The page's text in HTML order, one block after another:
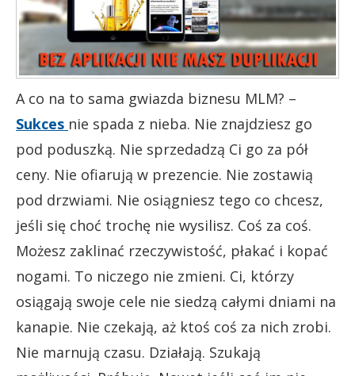
A co na to sama gwiazda biznesu MLM? –
Sukces nie spada z nieba. Nie znajdziesz go
pod poduszką. Nie sprzedadzą Ci go za pół
ceny. Nie ofiarują w prezencie. Nie zostawią
pod drzwiami. Nie osiągniesz tego co chcesz,
jeśli się choć trochę nie wysilisz. Coś za coś.
Możesz zaklinać rzeczywistość, płakać i kopać
nogami. To niczego nie zmieni. Ci, którzy
osiągają swoje cele nie siedzą całymi dniami na
kanapie. Nie czekają, aż ktoś coś za nich zrobi.
Nie marnują czasu. Działają. Szukają